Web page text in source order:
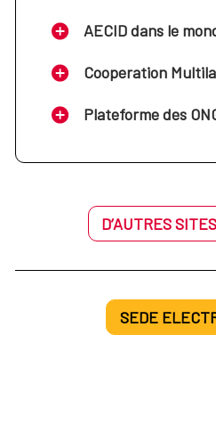
AECID dans le
Cooperation
Plateforme des
D’AUTRES
SEDE